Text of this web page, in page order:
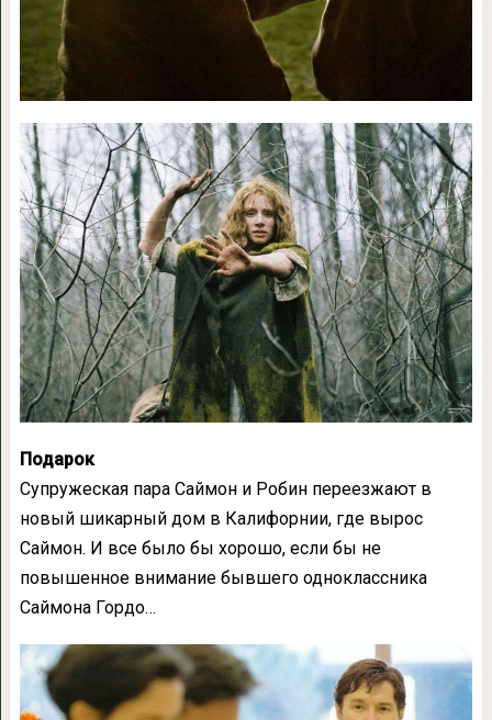
Подарок
Супружеская пара Саймон и Робин переезжают в
новый шикарный дом в Калифорнии, где вырос
Саймон. И все было бы хорошо, если бы не
повышенное внимание бывшего одноклассника
Саймона Гордо…